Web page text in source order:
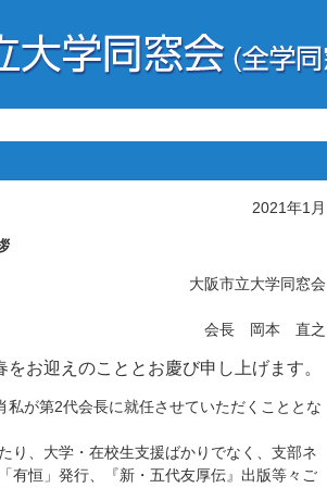
2021年1月
大阪市立大学同窓会
会長 岡本 直之
お迎えのこととお慶び申し上げます。
が第2代会長に就任させていただくこととな
、大学・在校生支援ばかりでなく、支部ネ
有恒」発行、『新・五代友厚伝』出版等々ご